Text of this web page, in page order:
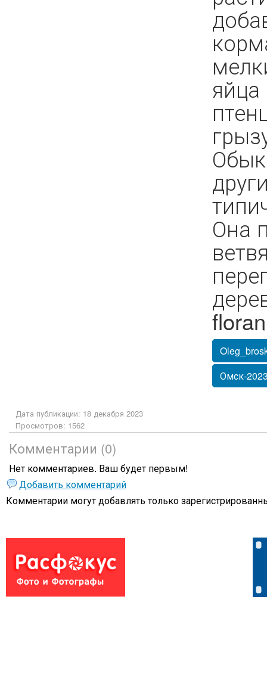
Она
Омск-
Дата публикации: 18 декабря 2023
Просмотров: 1562
Комментарии (0)
Нет комментариев. Ваш будет первым!
Добавить комментарий
Комментарии могут добавлять только